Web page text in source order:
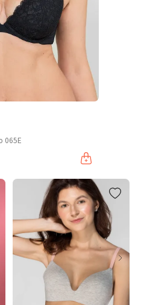
065E